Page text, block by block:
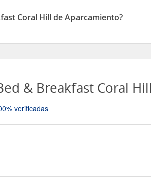
permite Otros animales de compañía
Coral Hill de Aparcamiento?
& Breakfast Coral Hill
verificadas